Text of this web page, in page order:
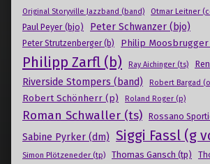
Original Storyville Jazzband (band) Otmar Leitner
Paul Peyer (bjo) Peter Schwanzer (bjo)
Peter Strutzenberger (b) Philip
Philipp Zarfl (b) Ray Aichinger (ts)
Riverside Stompers (band) Robert Bargad
Robert Schönherr (p) Roland Roger (p)
Roman Schwaller (ts) Rossano
Sabine Pyrker (dm) Siggi Fassl (g
Simon Plötzeneder (tp) Thomas Gansch (tp)